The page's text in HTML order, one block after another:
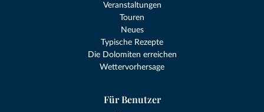
Veranstaltungen
Touren
Neues
Typische Rezepte
Die Dolomiten erreichen
Wettervorhersage
Für Benutzer